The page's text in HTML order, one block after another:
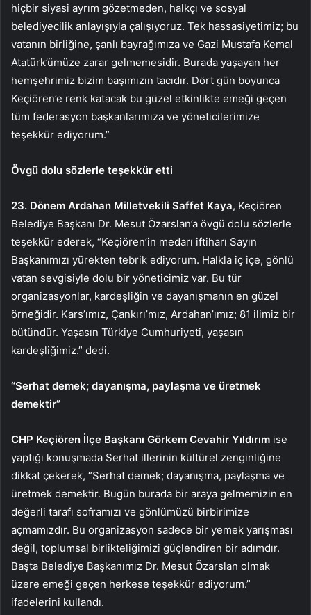
hiçbir siyasi ayrım gözetmeden, halkçı ve sosyal
belediyecilik anlayışıyla çalışıyoruz. Tek hassasiyetimiz; bu
vatanın birliğine, şanlı bayrağımıza ve Gazi Mustafa Kemal
Atatürk’ümüze zarar gelmemesidir. Burada yaşayan her
hemşehrimiz bizim başımızın tacıdır. Dört gün boyunca
Keçiören’e renk katacak bu güzel etkinlikte emeği geçen
tüm federasyon başkanlarımıza ve yöneticilerimize
teşekkür ediyorum.”
Övgü dolu sözlerle teşekkür etti
23. Dönem Ardahan Milletvekili Saffet Kaya, Keçiören
Belediye Başkanı Dr. Mesut Özarslan’a övgü dolu sözlerle
teşekkür ederek, “Keçiören’in medarı iftiharı Sayın
Başkanımızı yürekten tebrik ediyorum. Halkla iç içe, gönlü
vatan sevgisiyle dolu bir yöneticimiz var. Bu tür
organizasyonlar, kardeşliğin ve dayanışmanın en güzel
örneğidir. Kars’ımız, Çankırı’mız, Ardahan’ımız; 81 ilimiz bir
bütündür. Yaşasın Türkiye Cumhuriyeti, yaşasın
kardeşliğimiz.” dedi.
“Serhat demek; dayanışma, paylaşma ve üretmek
demektir”
CHP Keçiören İlçe Başkanı Görkem Cevahir Yıldırım ise
yaptığı konuşmada Serhat illerinin kültürel zenginliğine
dikkat çekerek, “Serhat demek; dayanışma, paylaşma ve
üretmek demektir. Bugün burada bir araya gelmemizin en
değerli tarafı soframızı ve gönlümüzü birbirimize
açmamızdır. Bu organizasyon sadece bir yemek yarışması
değil, toplumsal birlikteliğimizi güçlendiren bir adımdır.
Başta Belediye Başkanımız Dr. Mesut Özarslan olmak
üzere emeği geçen herkese teşekkür ediyorum.”
ifadelerini kullandı.